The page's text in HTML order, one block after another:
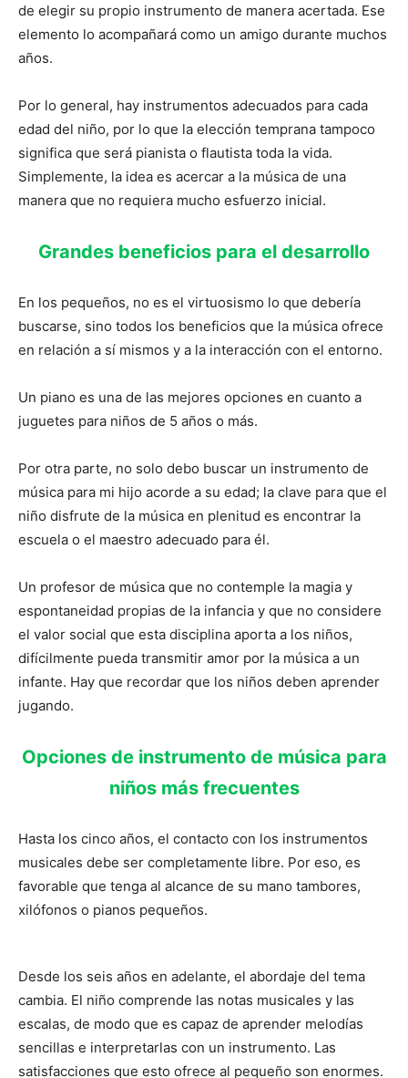
de elegir su propio instrumento de manera acertada. Ese
elemento lo acompañará como un amigo durante muchos
años.
Por lo general, hay instrumentos adecuados para cada
edad del niño, por lo que la elección temprana tampoco
significa que será pianista o flautista toda la vida.
Simplemente, la idea es acercar a la música de una
manera que no requiera mucho esfuerzo inicial.
Grandes beneficios para el desarrollo
En los pequeños, no es el virtuosismo lo que debería
buscarse, sino todos los beneficios que la música ofrece
en relación a sí mismos y a la interacción con el entorno.
Un piano es una de las mejores opciones en cuanto a
juguetes para niños de 5 años o más.
Por otra parte, no solo debo buscar un instrumento de
música para mi hijo acorde a su edad; la clave para que el
niño disfrute de la música en plenitud es encontrar la
escuela o el maestro adecuado para él.
Un profesor de música que no contemple la magia y
espontaneidad propias de la infancia y que no considere
el valor social que esta disciplina aporta a los niños,
difícilmente pueda transmitir amor por la música a un
infante. Hay que recordar que los niños deben aprender
jugando.
Opciones de instrumento de música para
niños más frecuentes
Hasta los cinco años, el contacto con los instrumentos
musicales debe ser completamente libre. Por eso, es
favorable que tenga al alcance de su mano tambores,
xilófonos o pianos pequeños.
Desde los seis años en adelante, el abordaje del tema
cambia. El niño comprende las notas musicales y las
escalas, de modo que es capaz de aprender melodías
sencillas e interpretarlas con un instrumento. Las
satisfacciones que esto ofrece al pequeño son enormes.